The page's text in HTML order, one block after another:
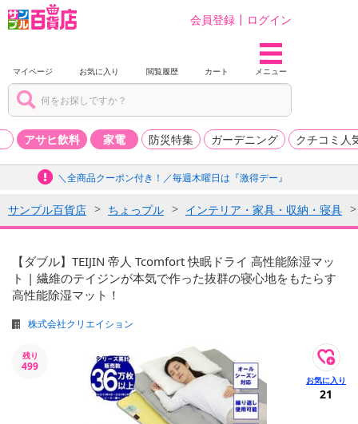
会員登録 ログイン
マイページ お気に入り 閲覧履歴 カート メニュー
アサヒ飲料 家電 防災特集 ガーデニング クチコミ人
＼全商品クーポン付き！／毎週木曜日は『激得デー』
サンプル百貨店 ちょっプル インテリア・家具・収納・寝具
【ダブル】TEIJIN 帝人 Tcomfort 快眠ドライ 高性能除湿マッ
ト | 繊維のテイジンが本気で作った抜群の寝心地をもたらす
高性能除湿マット！
株式会社クリエイション
残り
499
21